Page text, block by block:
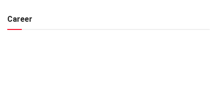
Career